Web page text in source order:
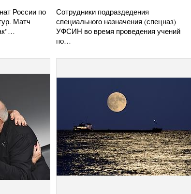
России по
Матч
Сотрудники подраздедения
специального назначения (спецназ)
УФСИН во время проведения учений
по…